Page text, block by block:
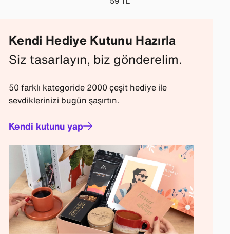
Kendi Hediye Kutunu Hazırla
Siz tasarlayın, biz gönderelim.
50 farklı kategoride 2000 çeşit hediye ile
sevdiklerinizi bugün şaşırtın.
Kendi kutunu yap